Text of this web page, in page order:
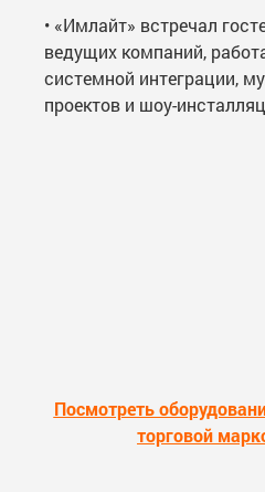
• «Имлайт» встречал
ведущих компаний,
системной интеграции,
проектов и шоу-
Посмотреть
торговой